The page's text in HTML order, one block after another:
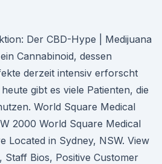
Der CBD-Hype | Medijuana
Cannabinoid, dessen
derzeit intensiv erforscht
gibt es viele Patienten, die
World Square Medical
2000 World Square Medical
Located in Sydney, NSW. View
Staff Bios, Positive Customer